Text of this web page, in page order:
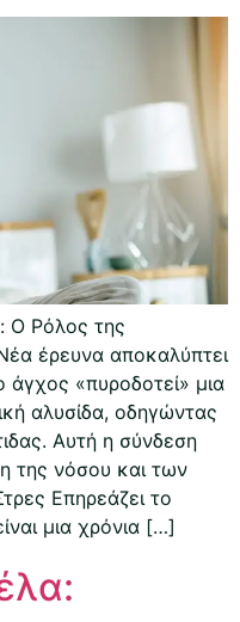
Ο Ρόλος της
έρευνα αποκαλύπτει
«πυροδοτεί» μια
αλυσίδα, οδηγώντας
Αυτή η σύνδεση
της νόσου και των
Επηρεάζει το
μια χρόνια […]